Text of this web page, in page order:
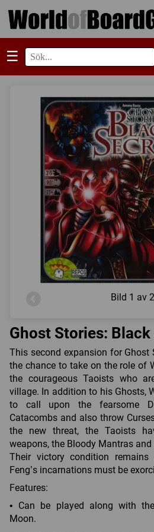
☰
Bild 1 av 2
Ghost Stories:
This second expansion for Ghost
the chance to take on the role of
the courageous Taoists who
village. In addition to his Ghosts,
to call upon the fearsome
Catacombs and also throw
the new threat, the Taoists
weapons, the Bloody Mantras
Their victory condition
Feng’s incarnations must be
Features:
• Can be played along with
Moon.